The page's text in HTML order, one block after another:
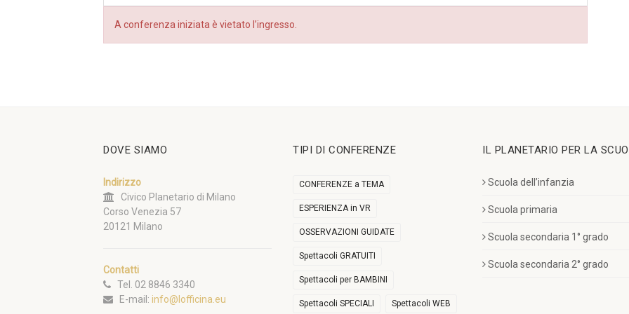
A conferenza iniziata è vietato l’ingresso.
DOVE SIAMO
Indirizzo
Civico Planetario di Milano
Corso Venezia 57
20121 Milano
Contatti
Tel. 02 8846 3340
E-mail: info@lofficina.eu
TIPI DI CONFERENZE
CONFERENZE a TEMA
ESPERIENZA in VR
OSSERVAZIONI GUIDATE
Spettacoli GRATUITI
Spettacoli per BAMBINI
Spettacoli SPECIALI Spettacoli WEB
IL PLANETARIO PER LA
Scuola dell’infanzia
Scuola primaria
Scuola secondaria 1° grado
Scuola secondaria 2° grado